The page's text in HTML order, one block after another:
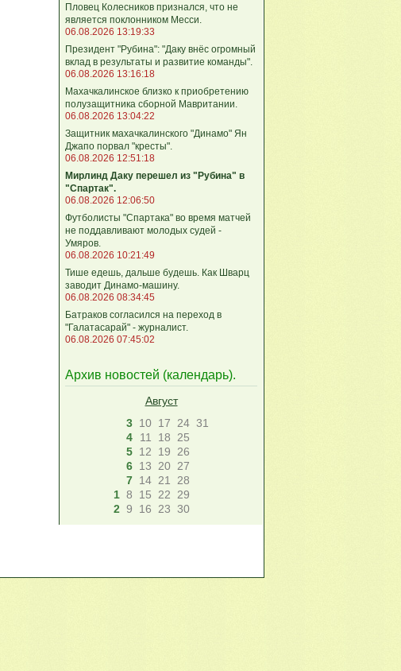
Пловец Колесников признался, что не
является поклонником Месси.
06.08.2026 13:19:33
Президент "Рубина": "Даку внёс огромный
вклад в результаты и развитие команды".
06.08.2026 13:16:18
Махачкалинское близко к приобретению
полузащитника сборной Мавритании.
06.08.2026 13:04:22
Защитник махачкалинского "Динамо" Ян
Джапо порвал "кресты".
06.08.2026 12:51:18
Мирлинд Даку перешел из "Рубина" в
"Спартак".
06.08.2026 12:06:50
Футболисты "Спартака" во время матчей
не поддавливают молодых судей -
Умяров.
06.08.2026 10:21:49
Тише едешь, дальше будешь. Как Шварц
заводит Динамо-машину.
06.08.2026 08:34:45
Батраков согласился на переход в
"Галатасарай" - журналист.
06.08.2026 07:45:02
Архив новостей (календарь).
Август
3 10 17 24 31
4
11 18
25
5 12 19
26
6 13 20 27
7 14 21
28
1 8 15 22
29
2 9 16 23 30